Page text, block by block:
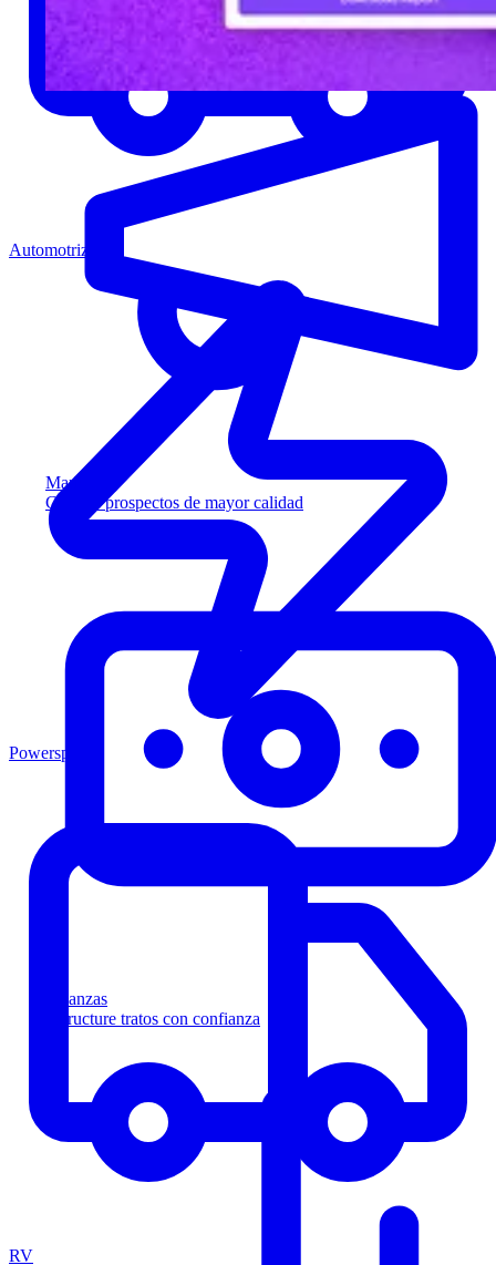
Marketing
Capture prospectos de mayor calidad
Finanzas
Estructure tratos con confianza
Automotriz
Powersports
RV